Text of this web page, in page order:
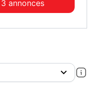
3 annonces